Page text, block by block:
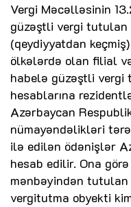
Vergi Məcəlləsinin
güzəştli vergi
(qeydiyyatdan
ölkələrdə olan filial
habelə güzəştli
hesablarına
Azərbaycan
nümayəndəlikləri
ilə edilən ödənişlər
hesab edilir. Ona
mənbəyindən tutulan
vergitutma obyekti